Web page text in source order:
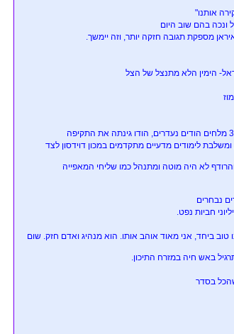
ונכה בהם שוב היום
מספקת תגובה חזקה יותר, וזה יימשך.
הימין הלא מתנצל של הצל
לימודים מדעיים מתקדמים במכון דוידסון לצד
לא היה מוטה ומתנהל כמו שליחי המאפייה
חביות נפט.
ביחד, אני מאוד אוהב אותו. הוא מנהיג ואדם חזק. שום
באש חיה במזרח התיכון.
בסדר